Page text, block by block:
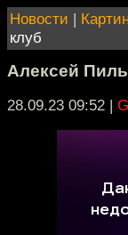
Новости |
клуб
Алексей
28.09.23 09:52 |